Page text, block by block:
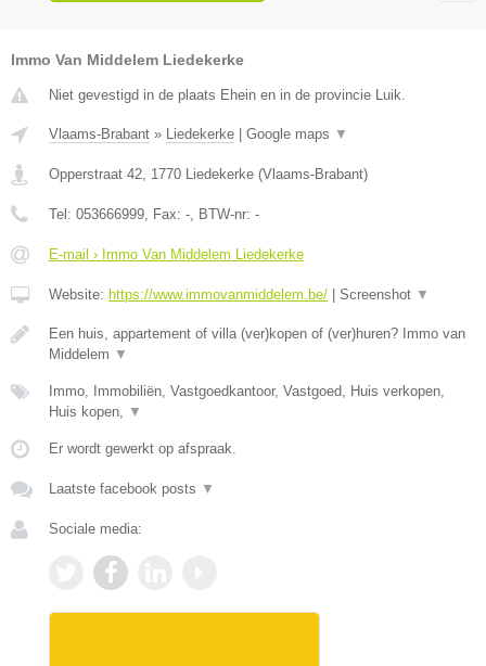
Immo Van Middelem Liedekerke
Niet gevestigd in de plaats Ehein en in de provincie Luik.
Vlaams-Brabant » Liedekerke Google maps ▼
Opperstraat 42 1770 Liedekerke (Vlaams-Brabant)
Tel: 053666999 , Fax: - , BTW-nr: -
E-mail › Immo Van Middelem Liedekerke
Website: https://www.immovanmiddelem.be/ Screenshot ▼
Een huis, appartement of villa (ver)kopen of (ver)huren? Immo van
Middelem ▼
Immo, Immobiliën, Vastgoedkantoor, Vastgoed, Huis verkopen,
Huis kopen,
▼
Er wordt gewerkt op afspraak.
Laatste facebook posts ▼
Sociale media: